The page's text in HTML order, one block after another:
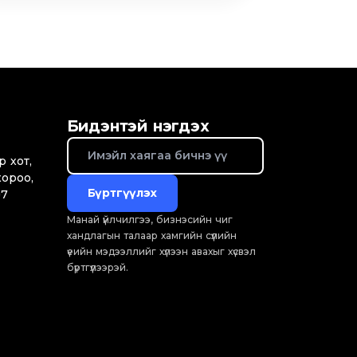
хот,
Бидэнтэй нэгдэх
Бүртгүүлэх
Манай үйлчилгээ, бизнэсийн чиг
хандлагын талаар хамгийн сүүлийн
үеийн мэдээллийг хүлээн авахыг хүсвэл
бүртгүүлээрэй.